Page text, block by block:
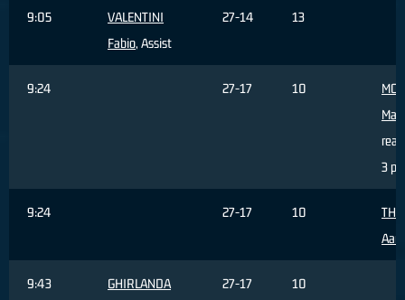
9:05
VALENTINI
Fabio, Assist
27-14 13
9:24 27-17 10
3
9:24 27-17 10
9:43
GHIRLANDA
27-17 10